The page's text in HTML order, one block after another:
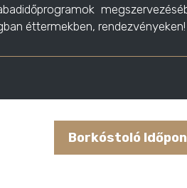
éttermekben, rendezvényeken!
Borkóstoló